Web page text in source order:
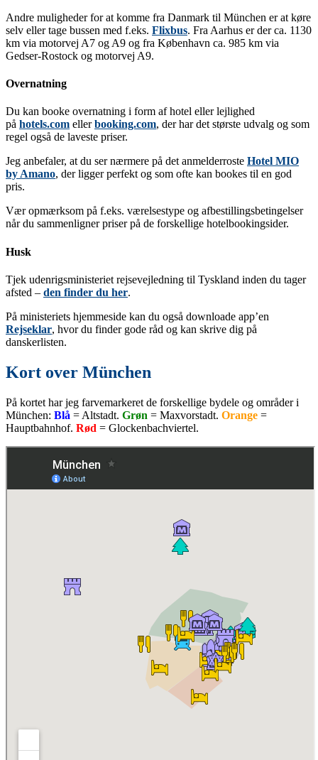
Andre muligheder for at komme fra Danmark til München er at køre
selv eller tage bussen med f.eks. Flixbus. Fra Aarhus er der ca. 1130
km via motorvej A7 og A9 og fra København ca. 985 km via
Gedser-Rostock og motorvej A9.
Overnatning
Du kan booke overnatning i form af hotel eller lejlighed
på hotels.com ellerbooking.com, der har det største udvalg og som
regel også de laveste priser.
Jeg anbefaler, at du ser nærmere på det anmelderroste Hotel MIO
by Amano, der ligger perfekt og som ofte kan bookes til en god
pris.
Vær opmærksom på f.eks. værelsestype og afbestillingsbetingelser
når du sammenligner priser på de forskellige hotelbookingsider.
Husk
Tjek udenrigsministeriet rejsevejledning til Tyskland inden du tager
afsted – den finder du her.
På ministeriets hjemmeside kan du også downloade app’en
Rejseklar, hvor du finder gode råd og kan skrive dig på
danskerlisten.
Kort over München
På kortet har jeg farvemarkeret de forskellige bydele og områder i
München: Blå = Altstadt. Grøn = Maxvorstadt. Orange =
Hauptbahnhof. Rød = Glockenbachviertel.